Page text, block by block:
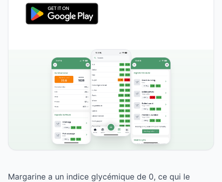
Margarine a un indice glycémique de 0, ce qui le